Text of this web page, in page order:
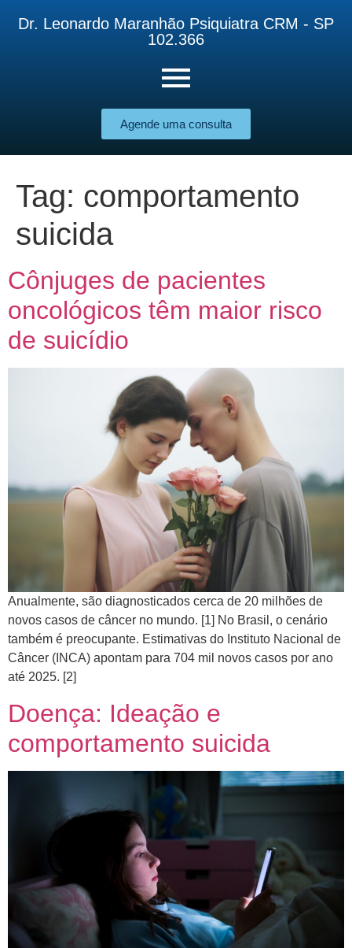
Dr. Leonardo Maranhão Psiquiatra CRM - SP
102.366
Agende uma consulta
Tag: comportamento
suicida
Cônjuges de pacientes
oncológicos têm maior risco
de suicídio
Anualmente, são diagnosticados cerca de 20 milhões de
novos casos de câncer no mundo. [1] No Brasil, o cenário
também é preocupante. Estimativas do Instituto Nacional de
Câncer (INCA) apontam para 704 mil novos casos por ano
até 2025. [2]
Doença: Ideação e
comportamento suicida